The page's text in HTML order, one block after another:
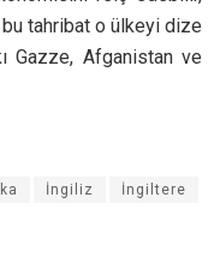
tahribat o ülkeyi dize
Gazze, Afganistan ve
İngiliz İngiltere